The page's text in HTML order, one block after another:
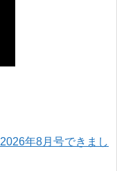
年8月号できまし